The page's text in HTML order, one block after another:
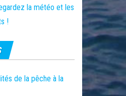
la météo et les
!
de la pêche à la